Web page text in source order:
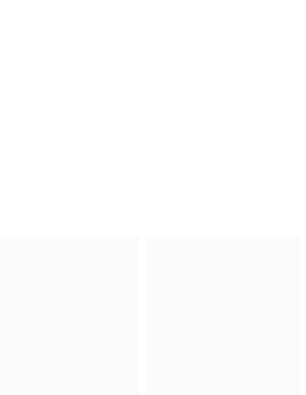
求真打
在复杂局势中坚守初心、勇敢面对困难的